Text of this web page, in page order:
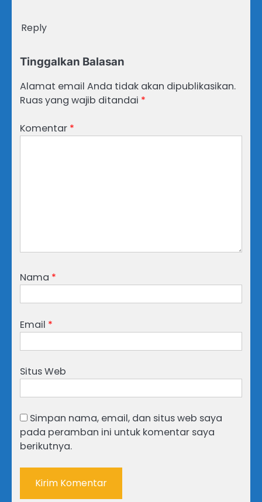
Reply
Tinggalkan Balasan
Alamat email Anda tidak akan dipublikasikan.
Ruas yang wajib ditandai *
Komentar *
Nama *
Email *
Situs Web
Simpan nama, email, dan situs web saya
pada peramban ini untuk komentar saya
berikutnya.